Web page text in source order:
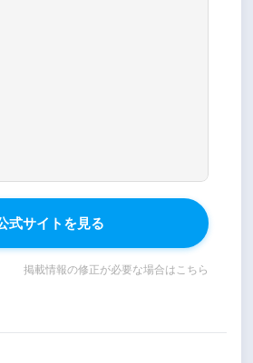
式サイトを見る
掲載情報の修正が必要な場合はこちら